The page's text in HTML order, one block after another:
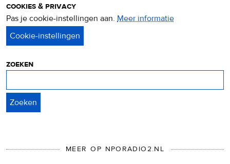
cookies & privacy
Pas je cookie-instellingen aan. Meer informatie
zoeken
MEER OP NPORADIO2.NL